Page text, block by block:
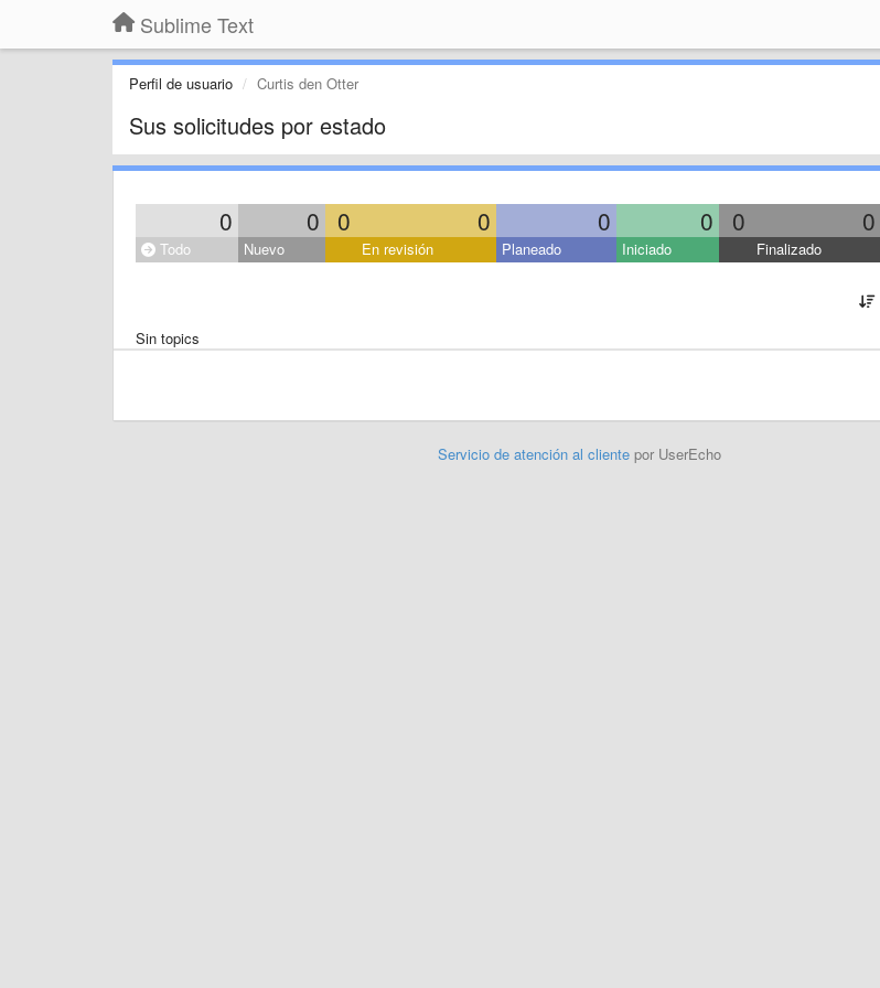
Sublime Text
Perfil de usuario Curtis den Otter
Sus solicitudes por estado
0 0 0 0 0 0 0 0
Todo Nuevo En revisión Planeado Iniciado Finalizado
Sin topics
Servicio de atención al clientepor UserEcho